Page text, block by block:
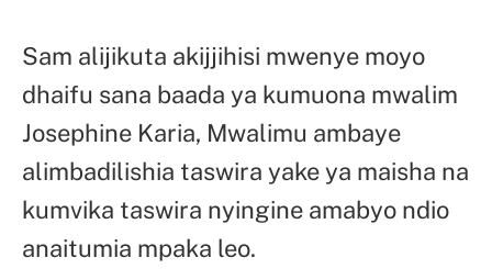
Sam alijikuta akijjihisi mwenye moyo
dhaifu sana baada ya kumuona mwalim
Josephine Karia, Mwalimu ambaye
alimbadilishia taswira yake ya maisha na
kumvika taswira nyingine amabyo ndio
anaitumia mpaka leo.